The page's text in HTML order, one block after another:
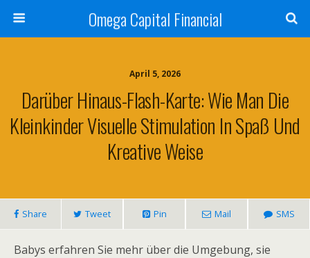
Omega Capital Financial
April 5, 2026
Darüber Hinaus-Flash-Karte: Wie Man Die
Kleinkinder Visuelle Stimulation In Spaß Und
Kreative Weise
Share Tweet Pin Mail SMS
Babys erfahren Sie mehr über die Umgebung, sie